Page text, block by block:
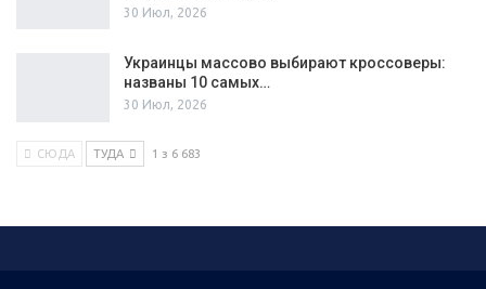
30 Июл, 2026
Украинцы массово выбирают кроссоверы:
названы 10 самых…
30 Июл, 2026
СЮДА ТУДА 1 з 6 683